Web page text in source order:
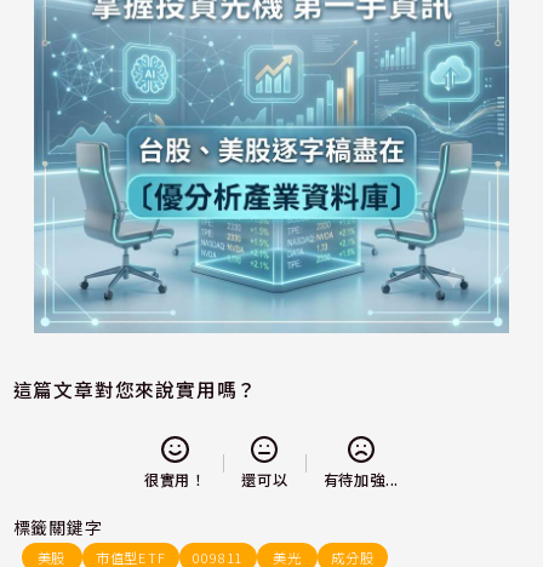
這篇文章對您來說實用嗎？
很實用！ 還可以 有待加強...
標籤關鍵字
美股 市值型ETF 009811 美光 成分股